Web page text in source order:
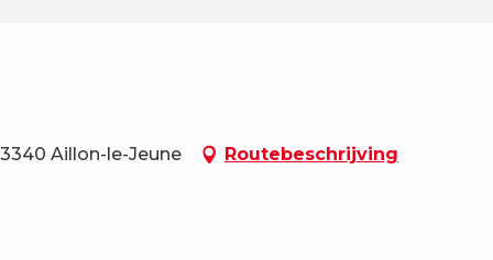
Aillon-le-Jeune
Routebeschrijving